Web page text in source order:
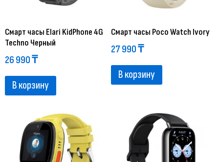
Смарт часы Elari KidPhone 4G
Techno Черный
26 990₸
В корзину
Смарт часы Poco Watch Ivory
27 990₸
В корзину